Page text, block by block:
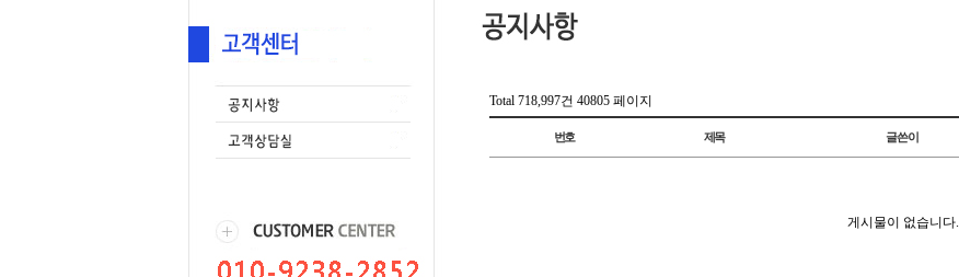
Total 718,997건 40805 페이지
번호 제목 글쓴이
게시물이 없습니다.